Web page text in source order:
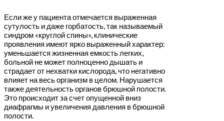
Если же у пациента отмечается выраженная
сутулость и даже горбатость, так называемый
синдром «круглой спины», клинические
проявления имеют ярко выраженный характер:
уменьшается жизненная емкость легких,
больной не может полноценно дышать и
страдает от нехватки кислорода, что негативно
влияет на весь организм в целом. Нарушается
также деятельность органов брюшной полости.
Это происходит за счет опущенной вниз
диафрагмы и увеличения давления в брюшной
полости.